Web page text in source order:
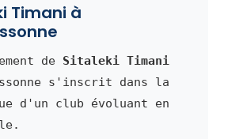
Timani à
de Sitaleki Timani
s'inscrit dans la
d'un club évoluant en